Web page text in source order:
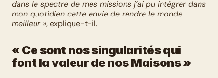
dans le spectre de mes missions j’ai pu intégrer dans
mon quotidien cette envie de rendre le monde
meilleur », explique-t-il.
« Ce sont nos singularités qui
font la valeur de nos Maisons »